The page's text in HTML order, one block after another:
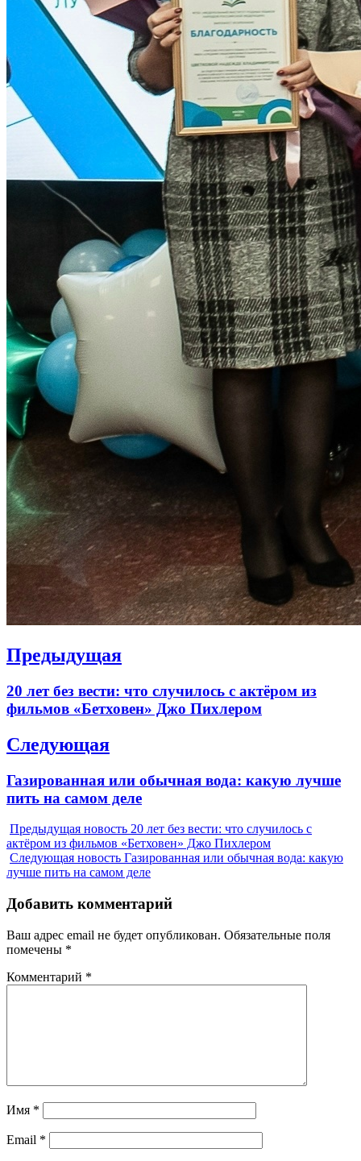
Навигация
записям
Предыдущая
Previous
post:
20 лет без вести: что случилось с актёром из
фильмов «Бетховен» Джо Пихлером
Следующая
Next
Газированная или обычная вода: какую лучше
пить на самом деле
Предыдущая новость 20 лет без вести: что случилось с
актёром из фильмов «Бетховен» Джо Пихлером
Следующая новость Газированная или обычная вода: какую
лучше пить на самом деле
Добавить комментарий
Ваш адрес email не будет опубликован. Обязательные поля
помечены *
Комментарий *
Имя *
Email *